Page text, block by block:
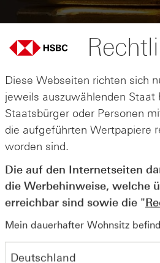
AUGUST
07
Diese Webseiten richten sich
jeweils auszuwählenden
Staatsbürger oder Personen
die aufgeführten Wertpapiere
worden sind.
Die auf den Internetseiten
die Werbehinweise, welche
erreichbar sind sowie die "
Mein dauerhafter Wohnsitz